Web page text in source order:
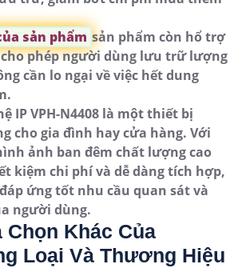
sản phẩm sản phẩm còn hổ trợ
cho phép người dùng lưu trữ lượng
cần lo ngại về việc hết dung
IP VPH-N4408 là một thiết bị
cho gia đình hay cửa hàng. Với
ảnh ban đêm chất lượng cao
kiệm chi phí và dễ dàng tích hợp,
ứng tốt nhu cầu quan sát và
người dùng.
Chọn Khác Của
Loại Và Thương Hiệu